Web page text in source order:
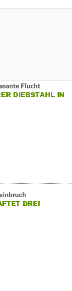
Flucht
DIEBSTAHL IN
DREI